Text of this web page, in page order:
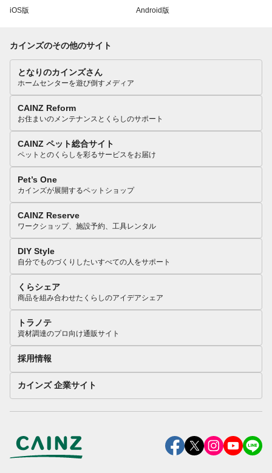
iOS版 Android版
カインズのその他のサイト
となりのカインズさん
ホームセンターを遊び倒すメディア
CAINZ Reform
お住まいのメンテナンスとくらしのサポート
CAINZ ペット総合サイト
ペットとのくらしを彩るサービスをお届け
Pet’s One
カインズが展開するペットショップ
CAINZ Reserve
ワークショップ、施設予約、工具レンタル
DIY Style
自分でものづくりしたいすべての人をサポート
くらシェア
商品を組み合わせたくらしのアイデアシェア
トラノテ
資材調達のプロ向け通販サイト
採用情報
カインズ 企業サイト